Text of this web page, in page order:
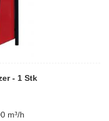
- 1 Stk
m³/h